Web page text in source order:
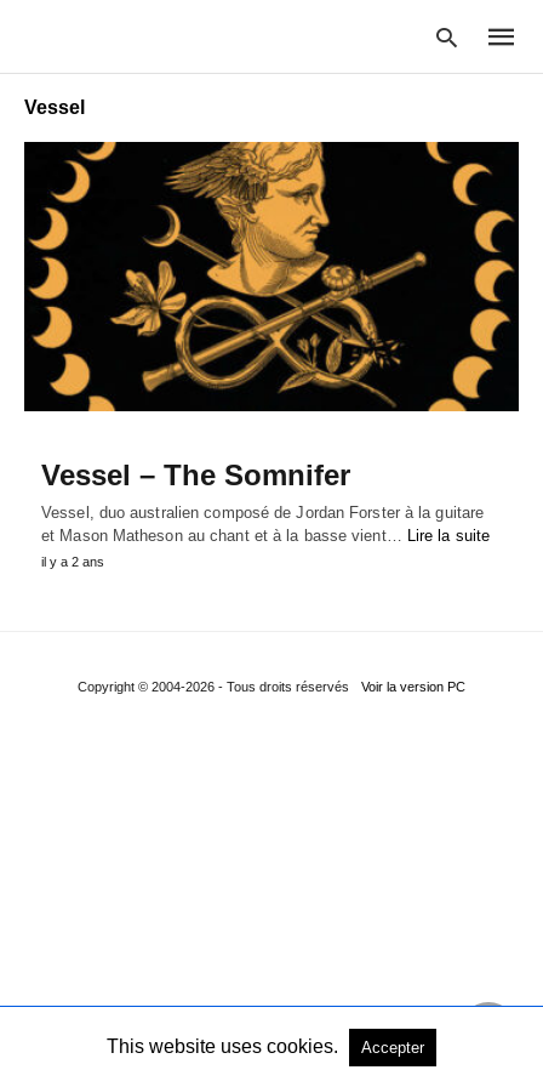
your
search
query
and
hit
enter:
Vessel
Vessel – The Somnifer
Vessel, duo australien composé de Jordan Forster à la guitare
et Mason Matheson au chant et à la basse vient… Lire la suite
il y a 2 ans
Copyright © 2004-2026 - Tous droits réservés Voir la version PC
This website uses cookies. Accepter